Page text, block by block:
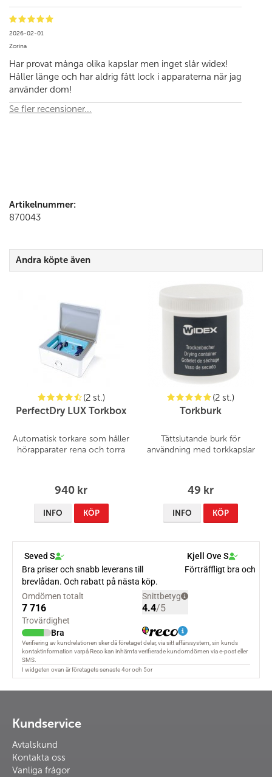
2026-02-01
Zorina
Har provat många olika kapslar men inget slår widex!
Håller länge och har aldrig fått lock i apparaterna när jag
använder dom!
Se fler recensioner...
Artikelnummer:
870043
Andra köpte även
(2 st.)
PerfectDry LUX Torkbox
Automatisk torkare som håller
hörapparater rena och torra
940 kr
INFO KÖP
(2 st.)
Torkburk
Tättslutande burk för
användning med torkkapslar
49 kr
INFO KÖP
Kundservice
Avtalskund
Kontakta oss
Vanliga frågor